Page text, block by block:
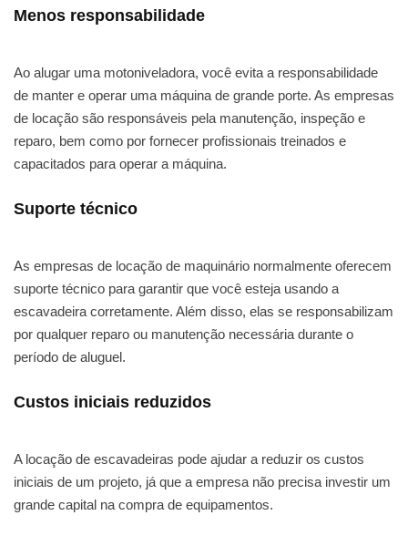
Menos responsabilidade
Ao alugar uma motoniveladora, você evita a responsabilidade
de manter e operar uma máquina de grande porte. As empresas
de locação são responsáveis pela manutenção, inspeção e
reparo, bem como por fornecer profissionais treinados e
capacitados para operar a máquina.
Suporte técnico
As empresas de locação de maquinário normalmente oferecem
suporte técnico para garantir que você esteja usando a
escavadeira corretamente. Além disso, elas se responsabilizam
por qualquer reparo ou manutenção necessária durante o
período de aluguel.
Custos iniciais reduzidos
A locação de escavadeiras pode ajudar a reduzir os custos
iniciais de um projeto, já que a empresa não precisa investir um
grande capital na compra de equipamentos.